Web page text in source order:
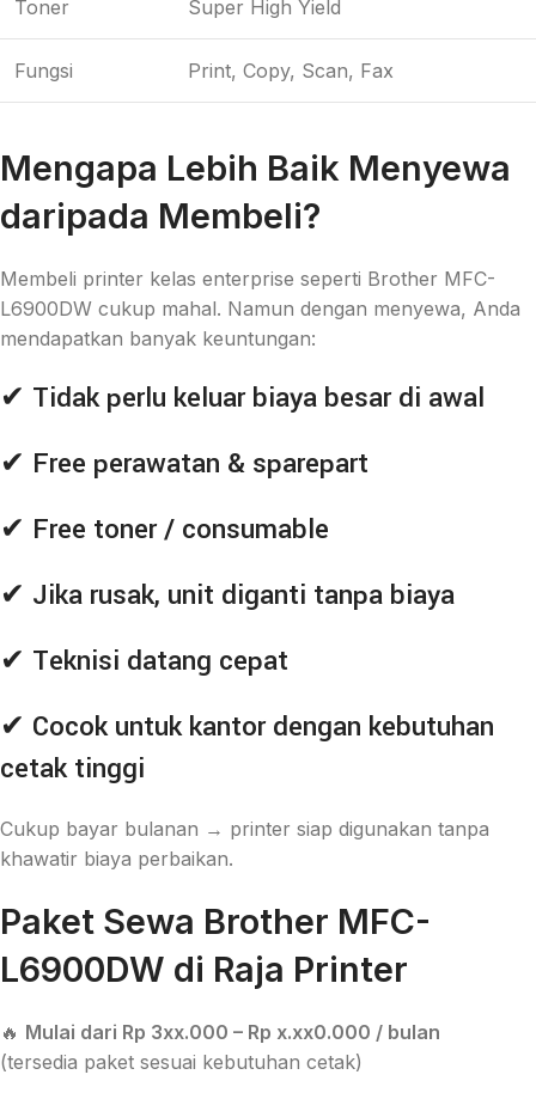
Toner Super High Yield
Fungsi Print, Copy, Scan, Fax
Mengapa Lebih Baik Menyewa
daripada Membeli?
Membeli printer kelas enterprise seperti Brother MFC-
L6900DW cukup mahal. Namun dengan menyewa, Anda
mendapatkan banyak keuntungan:
✔ Tidak perlu keluar biaya besar di awal
✔ Free perawatan & sparepart
✔ Free toner / consumable
✔ Jika rusak, unit diganti tanpa biaya
✔ Teknisi datang cepat
✔ Cocok untuk kantor dengan kebutuhan
cetak tinggi
Cukup bayar bulanan → printer siap digunakan tanpa
khawatir biaya perbaikan.
Paket Sewa Brother MFC-
L6900DW di Raja Printer
🔥 Mulai dari Rp 3xx.000 – Rp x.xx0.000 / bulan
(tersedia paket sesuai kebutuhan cetak)